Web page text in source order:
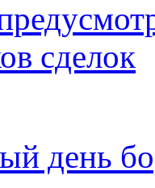
сделок
день